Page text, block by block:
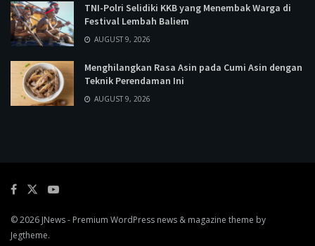
TNI-Polri Selidiki KKB yang Menembak Warga di
Festival Lembah Baliem
AUGUST 9, 2026
Menghilangkan Rasa Asin pada Cumi Asin dengan
Teknik Perendaman Ini
AUGUST 9, 2026
© 2026 JNews- Premium WordPress news & magazine theme by
Jegtheme.